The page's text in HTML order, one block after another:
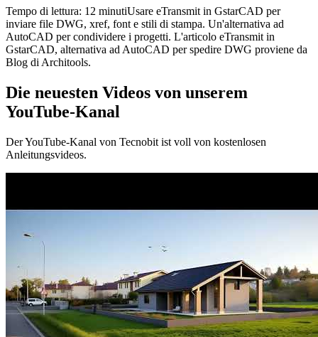
Tempo di lettura: 12 minutiUsare eTransmit in GstarCAD per
inviare file DWG, xref, font e stili di stampa. Un'alternativa ad
AutoCAD per condividere i progetti. L'articolo eTransmit in
GstarCAD, alternativa ad AutoCAD per spedire DWG proviene da
Blog di Architools.
Die neuesten Videos von unserem
YouTube-Kanal
Der YouTube-Kanal von Tecnobit ist voll von kostenlosen
Anleitungsvideos.